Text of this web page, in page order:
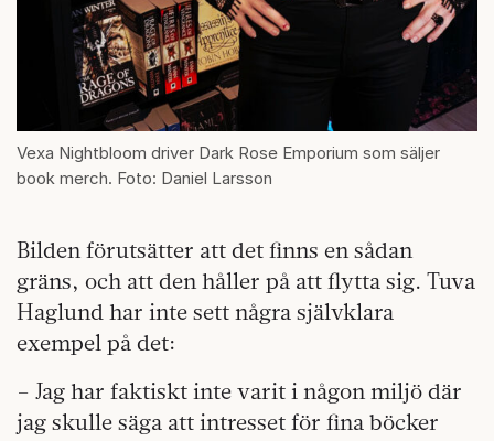
Vexa Nightbloom driver Dark Rose Emporium som säljer
book merch. Foto: Daniel Larsson
Bilden förutsätter att det finns en sådan
gräns, och att den håller på att flytta sig. Tuva
Haglund har inte sett några självklara
exempel på det:
– Jag har faktiskt inte varit i någon miljö där
jag skulle säga att intresset för fina böcker